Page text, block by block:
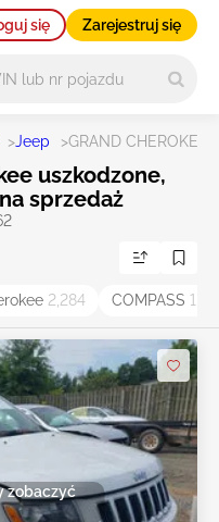
się Zarejestruj się
>Jeep >GRAND CHEROKEE
uszkodzone,
sprzedaż
2,284 COMPASS
zobaczyć